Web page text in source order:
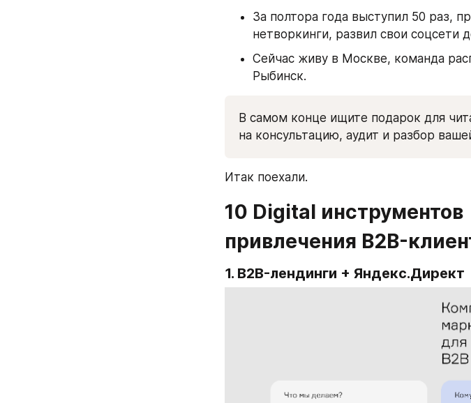
За полтора года выступил 50 раз,
нетворкинги, развил свои соцсети
Сейчас живу в Москве, команда
Рыбинск.
В самом конце ищите подарок для
на консультацию, аудит и разбор
Итак поехали.
10 Digital инструментов
привлечения B2B-
1. B2B-лендинги + Яндекс.Директ